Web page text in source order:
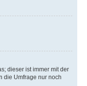
dieser ist immer mit der
die Umfrage nur noch